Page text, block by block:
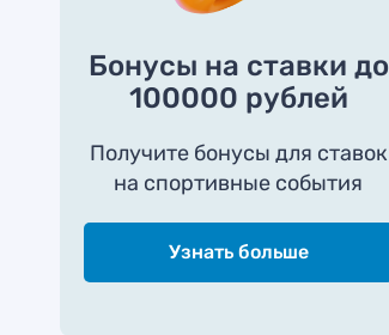
Бонусы на ставки до
100000 рублей
Получите бонусы для ставок
на спортивные события
Узнать больше